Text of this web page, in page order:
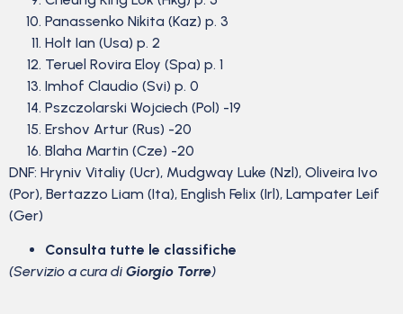
Panassenko Nikita (Kaz) p. 3
Holt Ian (Usa) p. 2
Teruel Rovira Eloy (Spa) p. 1
Imhof Claudio (Svi) p. 0
Pszczolarski Wojciech (Pol) -19
Ershov Artur (Rus) -20
Blaha Martin (Cze) -20
DNF: Hryniv Vitaliy (Ucr), Mudgway Luke (Nzl), Oliveira Ivo
(Por), Bertazzo Liam (Ita), English Felix (Irl), Lampater Leif
(Ger)
Consulta tutte le classifiche
(Servizio a cura di Giorgio Torre)